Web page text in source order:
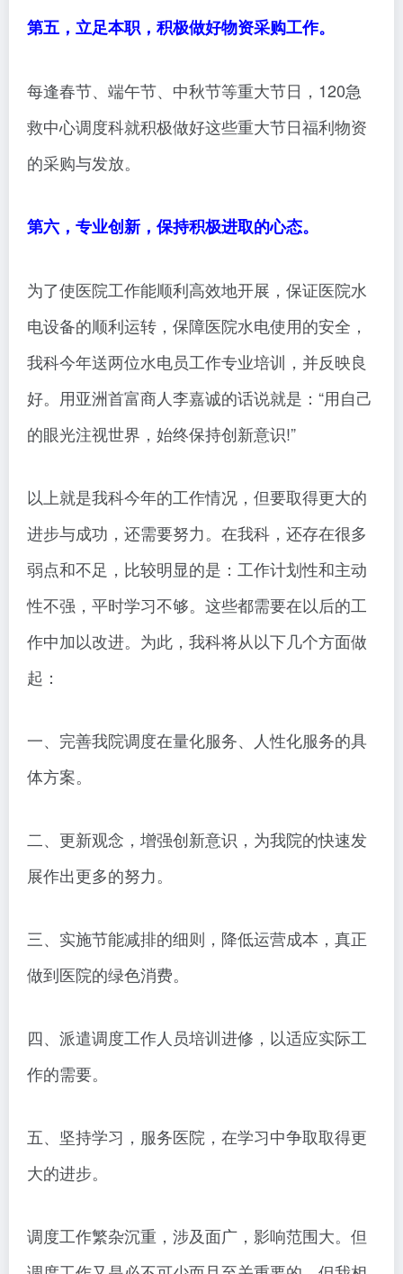
第五，立足本职，积极做好物资采购工作。
每逢春节、端午节、中秋节等重大节日，120急
救中心调度科就积极做好这些重大节日福利物资
的采购与发放。
第六，专业创新，保持积极进取的心态。
为了使医院工作能顺利高效地开展，保证医院水
电设备的顺利运转，保障医院水电使用的安全，
我科今年送两位水电员工作专业培训，并反映良
好。用亚洲首富商人李嘉诚的话说就是：“用自己
的眼光注视世界，始终保持创新意识!”
以上就是我科今年的工作情况，但要取得更大的
进步与成功，还需要努力。在我科，还存在很多
弱点和不足，比较明显的是：工作计划性和主动
性不强，平时学习不够。这些都需要在以后的工
作中加以改进。为此，我科将从以下几个方面做
起：
一、完善我院调度在量化服务、人性化服务的具
体方案。
二、更新观念，增强创新意识，为我院的快速发
展作出更多的努力。
三、实施节能减排的细则，降低运营成本，真正
做到医院的绿色消费。
四、派遣调度工作人员培训进修，以适应实际工
作的需要。
五、坚持学习，服务医院，在学习中争取取得更
大的进步。
调度工作繁杂沉重，涉及面广，影响范围大。但